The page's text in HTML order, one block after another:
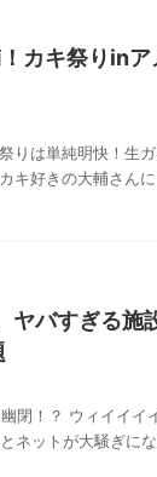
カキ祭りin
りは単純明快！生
好きの大輔さん
ヤバすぎる施
閉！？ ウィイイイ
ネットが大騒ぎに